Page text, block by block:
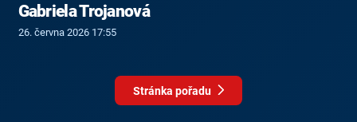
Gabriela Trojanová
26. června 2026 17:55
Stránka pořadu